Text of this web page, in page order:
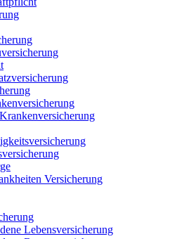
Versicherung
Lebensversicherung